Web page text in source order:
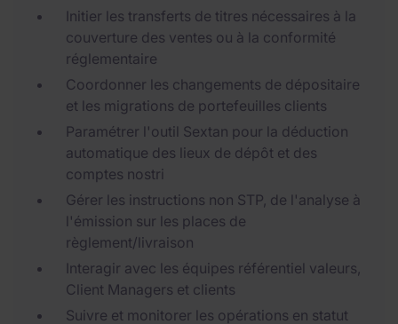
Initier les transferts de titres nécessaires à la
couverture des ventes ou à la conformité
réglementaire
Coordonner les changements de dépositaire
et les migrations de portefeuilles clients
Paramétrer l'outil Sextan pour la déduction
automatique des lieux de dépôt et des
comptes nostri
Gérer les instructions non STP, de l'analyse à
l'émission sur les places de
règlement/livraison
Interagir avec les équipes référentiel valeurs,
Client Managers et clients
Suivre et monitorer les opérations en statut